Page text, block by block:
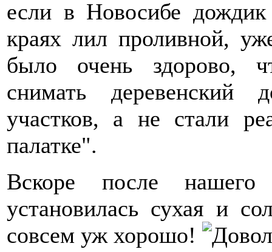
если в Новосибе дождик
краях лил проливной,
было очень здорово,
снимать деревенский
участков, а не стали
палатке".
Вскоре после нашего
установилась сухая и
совсем уж хорошо!